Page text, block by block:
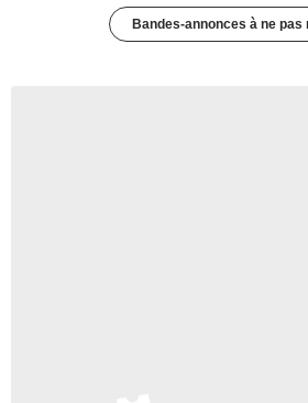
Bandes-annonces à ne pas